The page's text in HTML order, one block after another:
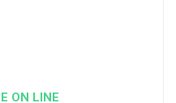
ON LINE